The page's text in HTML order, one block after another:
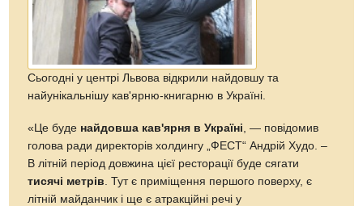
Сьогодні у центрі Львова відкрили найдовшу та
найунікальнішу кав'ярню-книгарню в Україні.
«Це буде найдовша кав'ярня в Україні , — повідомив
голова ради директорів холдингу „ФЕСТ“ Андрій Худо. –
В літній період довжина цієї ресторації буде сягати
тисячі метрів . Тут є приміщення першого поверху, є
літній майданчик і ще є атракційні речі у